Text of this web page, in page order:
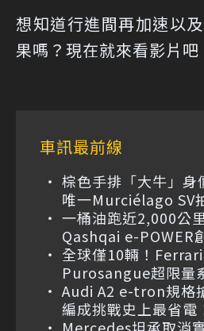
想知道行進間再加速以
果嗎？現在就來看影片吧
車訊最前線
棕色手排「大牛」身
唯一Murciélago SV
一桶油跑近2,000公
Qashqai e-POWER
全球僅10輛！
Purosangue超限量
Audi A2 e-tron規格
編成挑戰史上最省電